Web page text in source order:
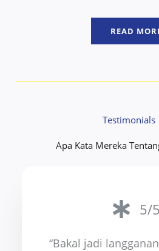
READ
Testimonials
Apa Kata Mereka
5/5
“Bakal jadi